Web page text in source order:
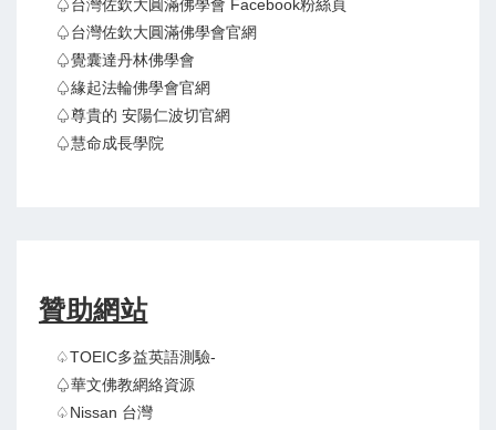
♤台灣佐欽大圓滿佛學會 Facebook粉絲頁
♤台灣佐欽大圓滿佛學會官網
♤覺囊達丹林佛學會
♤緣起法輪佛學會官網
♤尊貴的 安陽仁波切官網
♤慧命成長學院
贊助網站
♤TOEIC多益英語測驗-
♤華文佛教網絡資源
♤Nissan 台灣